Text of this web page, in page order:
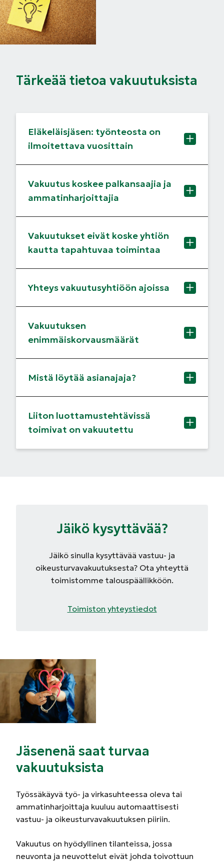
Tärkeää tietoa vakuutuksista
Eläkeläisjäsen: työnteosta on
ilmoitettava vuosittain
Vakuutus koskee palkansaajia ja
ammatinharjoittajia
Vakuutukset eivät koske yhtiön
kautta tapahtuvaa toimintaa
Yhteys vakuutusyhtiöön ajoissa
Vakuutuksen
enimmäiskorvausmäärät
Mistä löytää asianajaja?
Liiton luottamustehtävissä
toimivat on vakuutettu
Jäikö kysyttävää?
Jäikö sinulla kysyttävää vastuu- ja
oikeusturvavakuutuksesta? Ota yhteyttä
toimistomme talouspäällikköön.
Toimiston yhteystiedot
Jäsenenä saat turvaa
vakuutuksista
Työssäkäyvä työ- ja virkasuhteessa oleva tai
ammatinharjoittaja kuuluu automaattisesti
vastuu- ja oikeusturvavakuutuksen piiriin.
Vakuutus on hyödyllinen tilanteissa, jossa
neuvonta ja neuvottelut eivät johda toivottuun